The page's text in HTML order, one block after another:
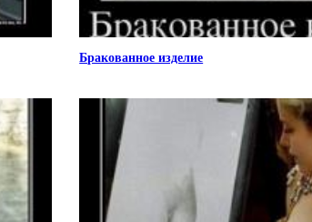
Бракованное изделие